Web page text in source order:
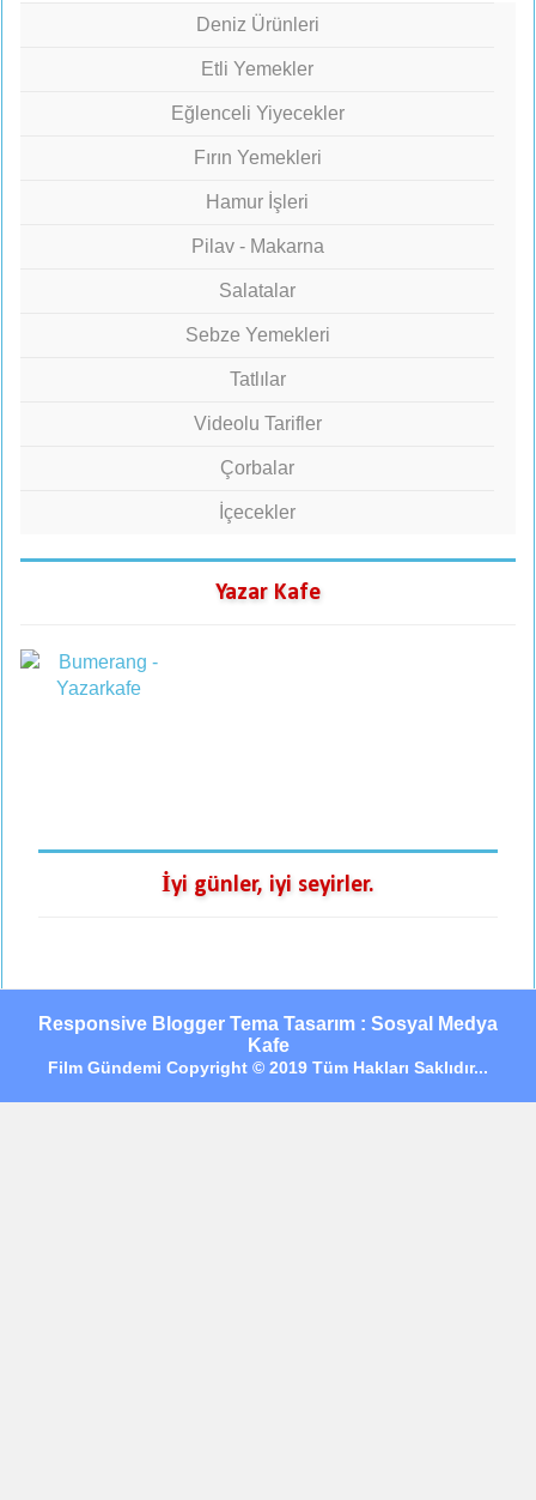
Deniz Ürünleri
Etli Yemekler
Eğlenceli Yiyecekler
Fırın Yemekleri
Hamur İşleri
Pilav - Makarna
Salatalar
Sebze Yemekleri
Tatlılar
Videolu Tarifler
Çorbalar
İçecekler
Yazar Kafe
İyi günler, iyi seyirler.
Responsive Blogger Tema Tasarım : Sosyal Medya
Kafe
Film Gündemi Copyright © 2019 Tüm Hakları Saklıdır...